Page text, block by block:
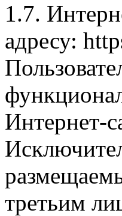
1.7.
адресу:
Интернет-
третьим